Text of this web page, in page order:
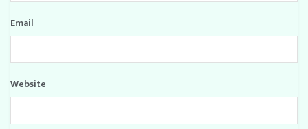
Email
Website